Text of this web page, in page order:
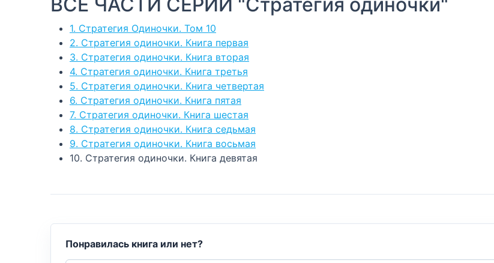
1. Стратегия Одиночки. Том 10
2. Стратегия одиночки. Книга первая
3. Стратегия одиночки. Книга вторая
4. Стратегия одиночки. Книга третья
5. Стратегия одиночки. Книга четвертая
6. Стратегия одиночки. Книга пятая
7. Стратегия одиночки. Книга шестая
8. Стратегия одиночки. Книга седьмая
9. Стратегия одиночки. Книга восьмая
10. Стратегия одиночки. Книга девятая
Понравилась книга или нет?